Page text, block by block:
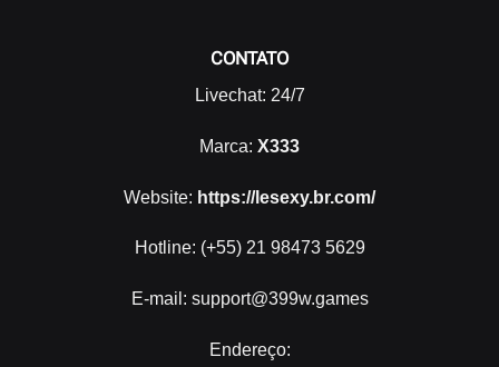
CONTATO
Livechat: 24/7
Marca: X333
Website: https://lesexy.br.com/
Hotline: (+55) 21 98473 5629
E-mail: support@399w.games
Endereço: